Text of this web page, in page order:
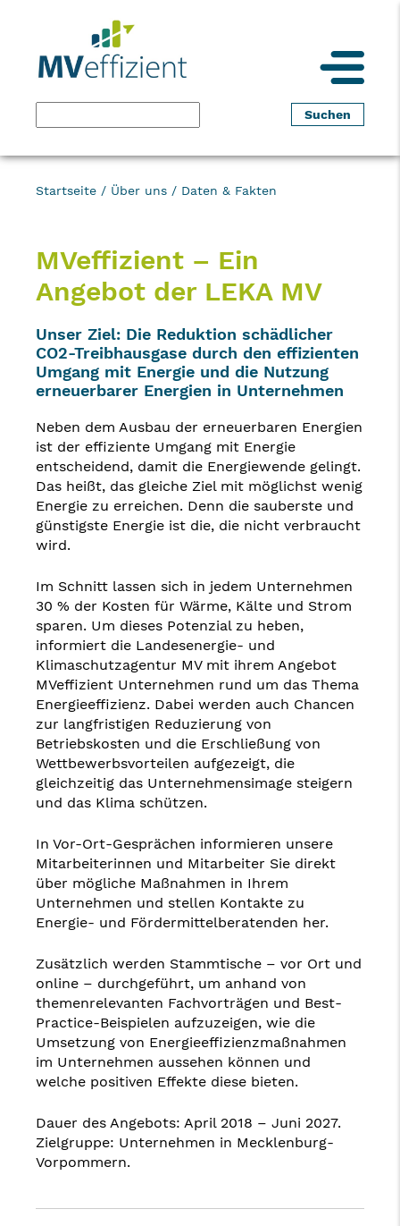
Startseite / Über uns / Daten & Fakten
MVeffizient – Ein
Angebot der LEKA MV
Unser Ziel: Die Reduktion schädlicher
CO2-Treibhausgase durch den effizienten
Umgang mit Energie und die Nutzung
erneuerbarer Energien in Unternehmen
Neben dem Ausbau der erneuerbaren Energien
ist der effiziente Umgang mit Energie
entscheidend, damit die Energiewende gelingt.
Das heißt, das gleiche Ziel mit möglichst wenig
Energie zu erreichen. Denn die sauberste und
günstigste Energie ist die, die nicht verbraucht
wird.
Im Schnitt lassen sich in jedem Unternehmen
30 % der Kosten für Wärme, Kälte und Strom
sparen. Um dieses Potenzial zu heben,
informiert die Landesenergie- und
Klimaschutzagentur MV mit ihrem Angebot
MVeffizient Unternehmen rund um das Thema
Energieeffizienz. Dabei werden auch Chancen
zur langfristigen Reduzierung von
Betriebskosten und die Erschließung von
Wettbewerbsvorteilen aufgezeigt, die
gleichzeitig das Unternehmensimage steigern
und das Klima schützen.
In Vor-Ort-Gesprächen informieren unsere
Mitarbeiterinnen und Mitarbeiter Sie direkt
über mögliche Maßnahmen in Ihrem
Unternehmen und stellen Kontakte zu
Energie- und Fördermittelberatenden her.
Zusätzlich werden Stammtische – vor Ort und
online – durchgeführt, um anhand von
themenrelevanten Fachvorträgen und Best-
Practice-Beispielen aufzuzeigen, wie die
Umsetzung von Energieeffizienzmaßnahmen
im Unternehmen aussehen können und
welche positiven Effekte diese bieten.
Dauer des Angebots: April 2018 – Juni 2027.
Zielgruppe: Unternehmen in Mecklenburg-
Vorpommern.